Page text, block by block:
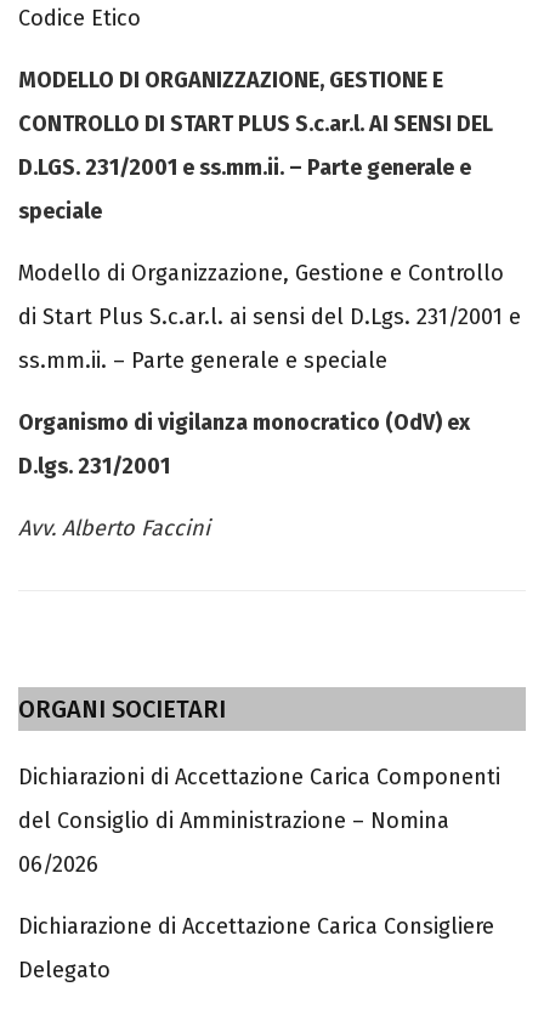
Codice Etico
MODELLO DI ORGANIZZAZIONE, GESTIONE E
CONTROLLO DI START PLUS S.c.ar.l. AI SENSI DEL
D.LGS. 231/2001 e ss.mm.ii. – Parte generale e
speciale
Modello di Organizzazione, Gestione e Controllo
di Start Plus S.c.ar.l. ai sensi del D.Lgs. 231/2001 e
ss.mm.ii. – Parte generale e speciale
Organismo di vigilanza monocratico (OdV) ex
D.lgs. 231/2001
Avv. Alberto Faccini
ORGANI SOCIETARI
Dichiarazioni di Accettazione Carica Componenti
del Consiglio di Amministrazione – Nomina
06/2026
Dichiarazione di Accettazione Carica Consigliere
Delegato